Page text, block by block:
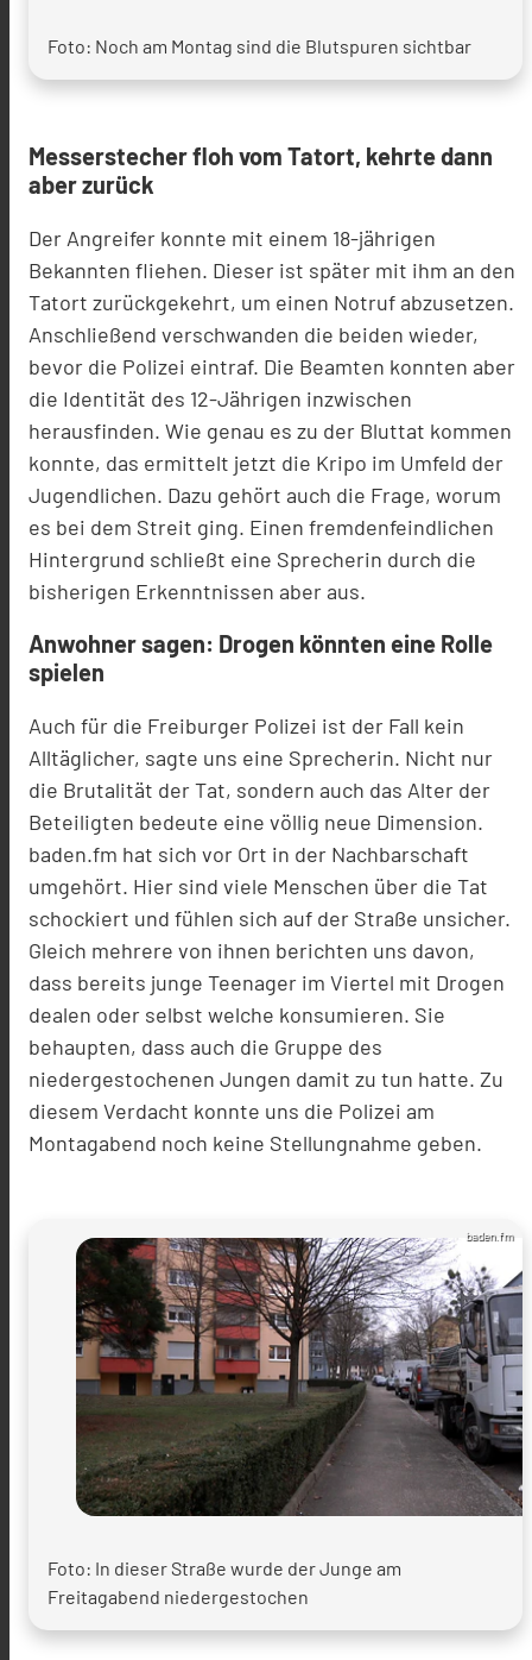
Foto: Noch am Montag sind die Blutspuren sichtbar
Messerstecher floh vom Tatort, kehrte dann
aber zurück
Der Angreifer konnte mit einem 18-jährigen
Bekannten fliehen. Dieser ist später mit ihm an den
Tatort zurückgekehrt, um einen Notruf abzusetzen.
Anschließend verschwanden die beiden wieder,
bevor die Polizei eintraf. Die Beamten konnten aber
die Identität des 12-Jährigen inzwischen
herausfinden. Wie genau es zu der Bluttat kommen
konnte, das ermittelt jetzt die Kripo im Umfeld der
Jugendlichen. Dazu gehört auch die Frage, worum
es bei dem Streit ging. Einen fremdenfeindlichen
Hintergrund schließt eine Sprecherin durch die
bisherigen Erkenntnissen aber aus.
Anwohner sagen: Drogen könnten eine Rolle
spielen
Auch für die Freiburger Polizei ist der Fall kein
Alltäglicher, sagte uns eine Sprecherin. Nicht nur
die Brutalität der Tat, sondern auch das Alter der
Beteiligten bedeute eine völlig neue Dimension.
baden.fm hat sich vor Ort in der Nachbarschaft
umgehört. Hier sind viele Menschen über die Tat
schockiert und fühlen sich auf der Straße unsicher.
Gleich mehrere von ihnen berichten uns davon,
dass bereits junge Teenager im Viertel mit Drogen
dealen oder selbst welche konsumieren. Sie
behaupten, dass auch die Gruppe des
niedergestochenen Jungen damit zu tun hatte. Zu
diesem Verdacht konnte uns die Polizei am
Montagabend noch keine Stellungnahme geben.
baden.fm
Foto: In dieser Straße wurde der Junge am
Freitagabend niedergestochen